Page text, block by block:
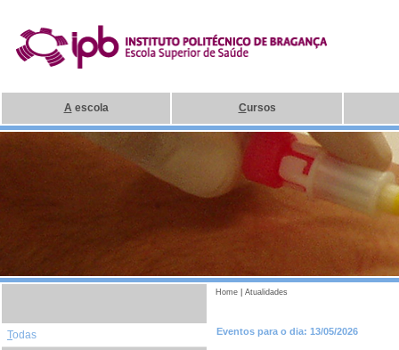
A escola Cursos
Home Atualidades
Todas
Eventos para o dia: 13/05/2026